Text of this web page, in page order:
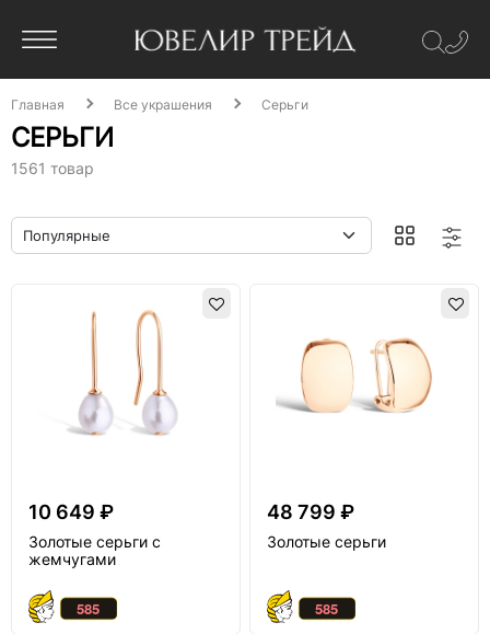
Главная Все украшения Серьги
СЕРЬГИ
1561 товар
10 649 ₽
Золотые серьги с
жемчугами
48 799 ₽
Золотые серьги